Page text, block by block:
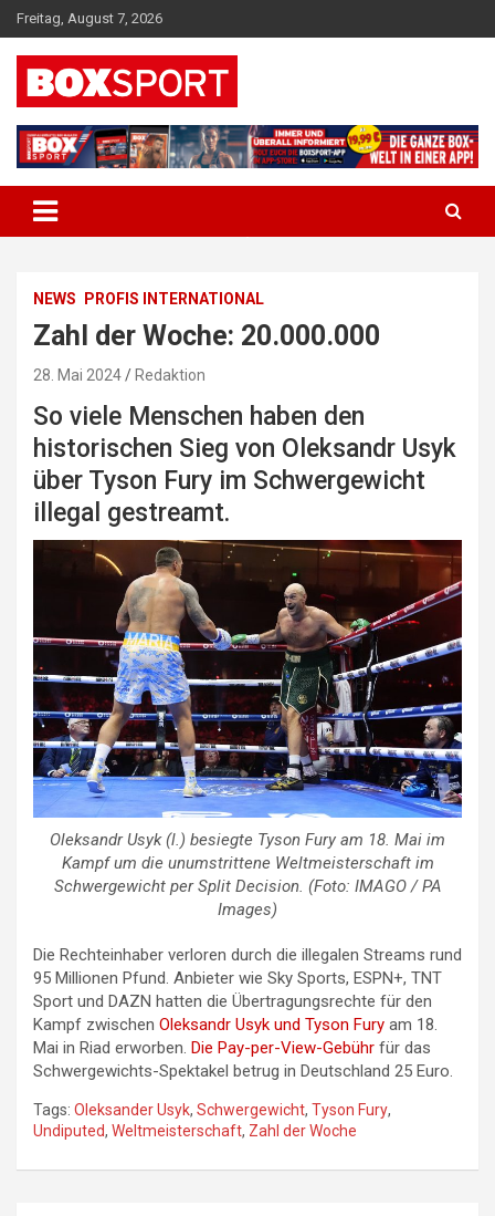
Skip
to
content
Freitag, August 7, 2026
BOXSPORT
NEWS PROFIS INTERNATIONAL
Zahl der Woche: 20.000.000
28. Mai 2024 Redaktion
So viele Menschen haben den
historischen Sieg von Oleksandr Usyk
über Tyson Fury im Schwergewicht
illegal gestreamt.
Oleksandr Usyk (l.) besiegte Tyson Fury am 18. Mai im
Kampf um die unumstrittene Weltmeisterschaft im
Schwergewicht per Split Decision. (Foto: IMAGO / PA
Images)
Die Rechteinhaber verloren durch die illegalen Streams rund
95 Millionen Pfund. Anbieter wie Sky Sports, ESPN+, TNT
Sport und DAZN hatten die Übertragungsrechte für den
Kampf zwischen Oleksandr Usyk und Tyson Fury am 18.
Mai in Riad erworben. Die Pay-per-View-Gebühr für das
Schwergewichts-Spektakel betrug in Deutschland 25 Euro.
Tags: Oleksander Usyk, Schwergewicht, Tyson Fury,
Undiputed, Weltmeisterschaft, Zahl der Woche